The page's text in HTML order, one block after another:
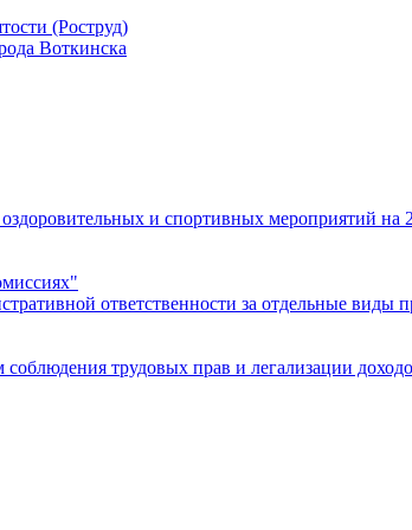
(Роструд)
Воткинска
и спортивных мероприятий
ответственности за отдельные виды
трудовых прав и легализации